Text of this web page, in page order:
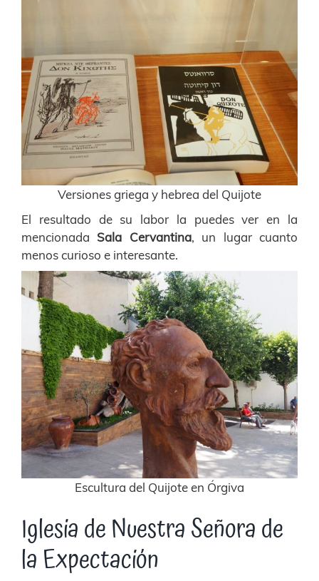
Versiones griega y hebrea del Quijote
El resultado de su labor la puedes ver en la
mencionada Sala Cervantina, un lugar cuanto
menos curioso e interesante.
Escultura del Quijote en Órgiva
Iglesia de Nuestra Señora de
la Expectación